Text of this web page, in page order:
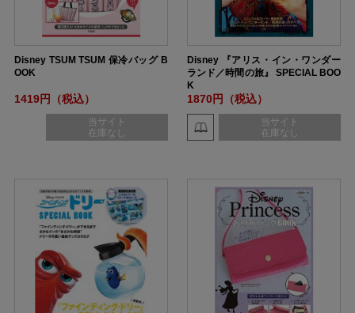
Disney TSUM TSUM 保冷バッグ B
OOK
1419円（税込）
当サイト
在庫なし
Disney 『アリス・イン・ワンダー
ランド／時間の旅』 SPECIAL BOO
K
1870円（税込）
当サイト
在庫なし